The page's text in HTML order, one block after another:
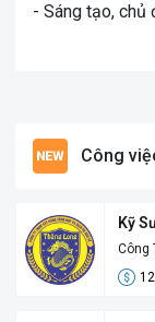
- Sáng tạo, chủ
Công
Kỹ
Công